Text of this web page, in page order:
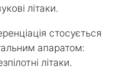
літаки.
стосується
апаратом:
літаки.